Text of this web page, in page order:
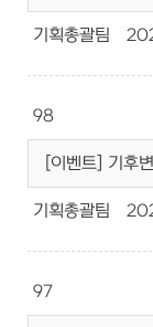
기획총괄팀
98
[이벤트] 기후
기획총괄팀
97